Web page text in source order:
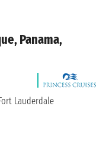
Panama,
Lauderdale